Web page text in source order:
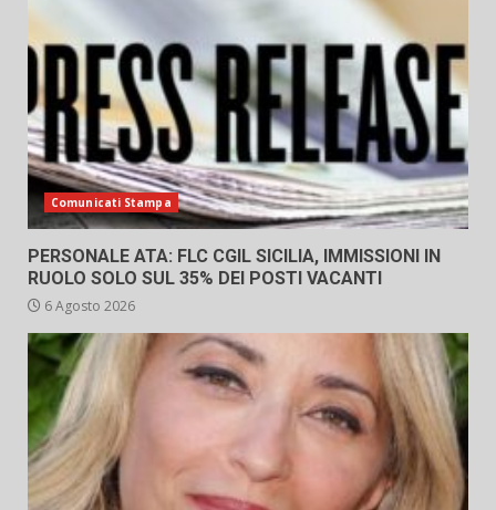
Comunicati Stampa
PERSONALE ATA: FLC CGIL SICILIA, IMMISSIONI IN
RUOLO SOLO SUL 35% DEI POSTI VACANTI
6 Agosto 2026